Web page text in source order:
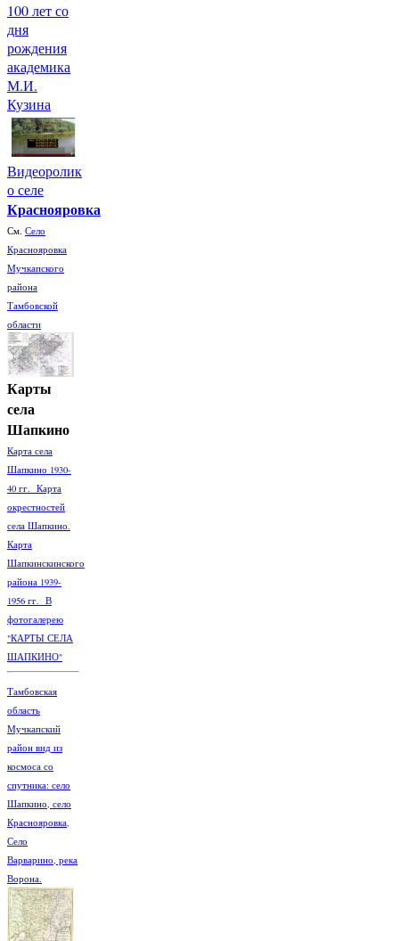
100 лет со
дня
рождения
академика
М.И.
Кузина
Видеоролик
о селе
Краснояровка
См. Село
Краснояровка
Мучкапского
района
Тамбовской
области
Карты
села
Шапкино
Карта села
Шапкино 1930-
40 гг. Карта
окрестностей
села Шапкино.
Карта
Шапкинскинского
района 1939-
1956 гг. В
фотогалерею
"КАРТЫ СЕЛА
ШАПКИНО"
Тамбовская
область
Мучкапский
район вид из
космоса со
спутника: село
Шапкино, село
Краснояровка,
Село
Варварино, река
Ворона.